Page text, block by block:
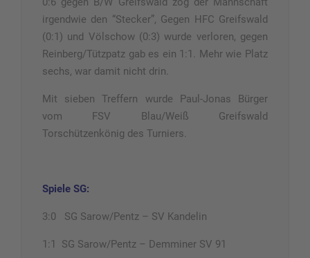
irgendwie den “Stecker”, Gegen HFC Greifswald
(0:1) und Völschow (0:3) wurde verloren, gegen
Reinberg/Tützpatz gab es ein 1:1. Mehr wie Platz
sechs, war damit nicht drin.
Mit sieben Treffern wurde Paul-Jonas Bürger
vom FSV Blau/Weiß Greifswald
Torschützenkönig des Turniers.
Spiele SG:
3:0 SG Sarow/Pentz – SV Kandelin
1:1 SG Sarow/Pentz – Demminer SV 91